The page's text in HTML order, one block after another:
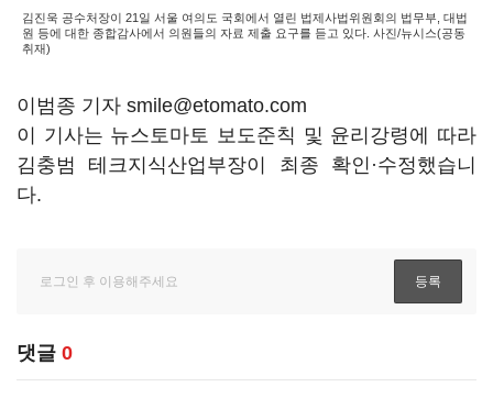
김진욱 공수처장이 21일 서울 여의도 국회에서 열린 법제사법위원회의 법무부, 대법
원 등에 대한 종합감사에서 의원들의 자료 제출 요구를 듣고 있다. 사진/뉴시스(공동
취재)
이범종 기자 smile@etomato.com
이 기사는 뉴스토마토 보도준칙 및 윤리강령에 따라
김충범 테크지식산업부장이 최종 확인·수정했습니
다.
댓글 0